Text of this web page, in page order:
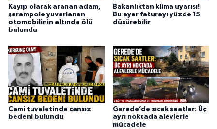
Kayıp olarak aranan adam,
şarampole yuvarlanan
otomobilinin altında ölü
bulundu
Bakanlıktan klima uyarısı!
Bu ayar faturayı yüzde 15
düşürebilir
Cami tuvaletinde cansız
bedeni bulundu
Gerede’de sıcak saatler: Üç
ayrı noktada alevlerle
mücadele